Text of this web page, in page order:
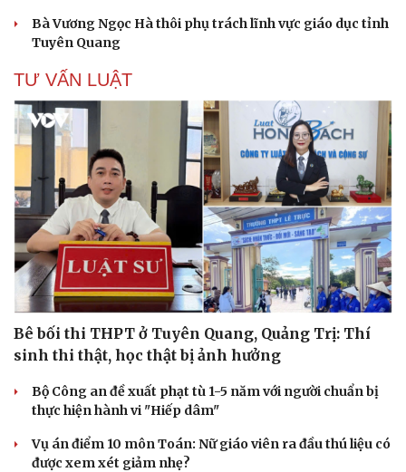
Tư vấn
Săn Tour
Câu chuyện thời sự
Đọc truyện đêm khuya
Cửa sổ tình yêu
Kể chuyện cho bé
Bà Vương Ngọc Hà thôi phụ trách lĩnh vực giáo dục tỉnh
Tuyên Quang
TƯ VẤN LUẬT
Bê bối thi THPT ở Tuyên Quang, Quảng Trị: Thí
sinh thi thật, học thật bị ảnh hưởng
Bộ Công an đề xuất phạt tù 1-5 năm với người chuẩn bị
thực hiện hành vi "Hiếp dâm"
Vụ án điểm 10 môn Toán: Nữ giáo viên ra đầu thú liệu có
được xem xét giảm nhẹ?